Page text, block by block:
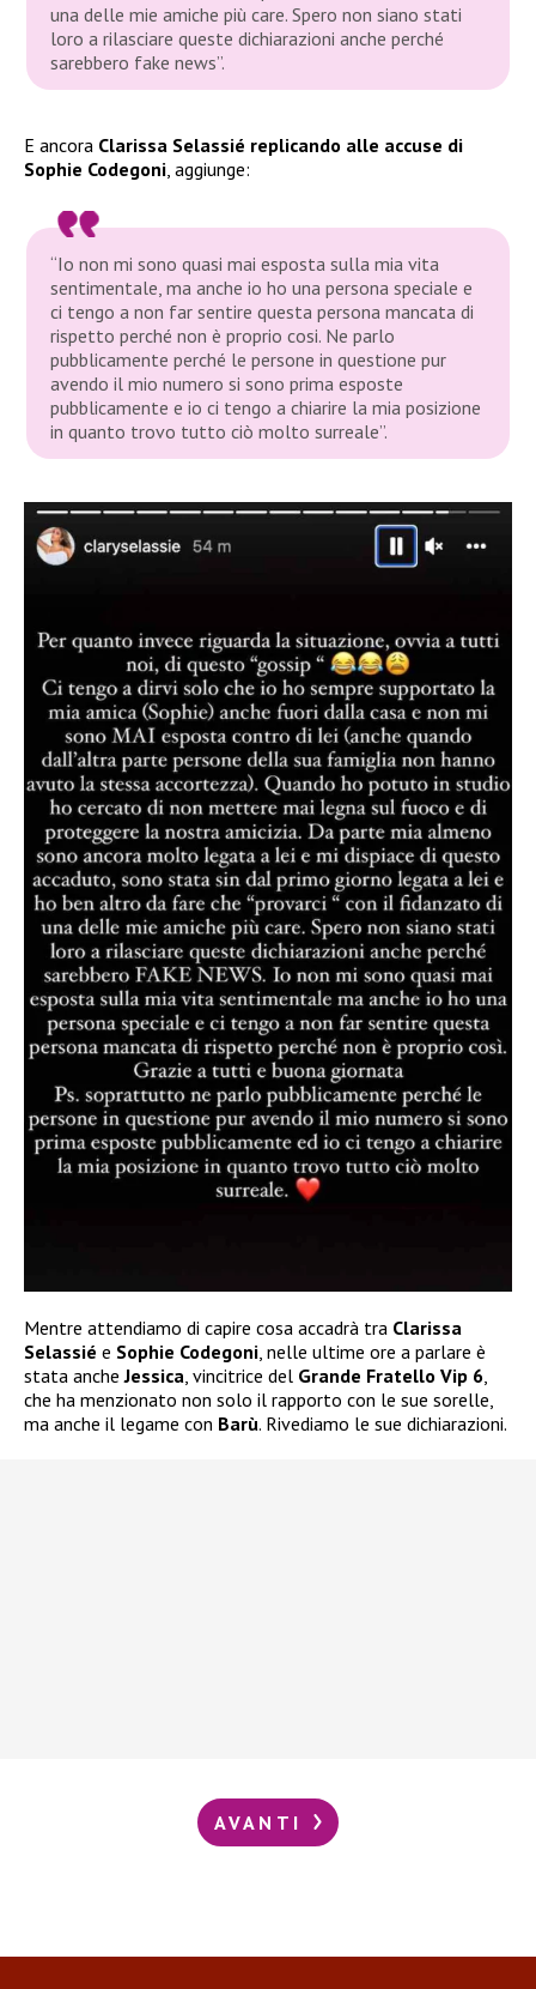
una delle mie amiche più care. Spero non siano stati
loro a rilasciare queste dichiarazioni anche perché
sarebbero fake news”.
E ancora Clarissa Selassié replicando alle accuse di
Sophie Codegoni , aggiunge:
“Io non mi sono quasi mai esposta sulla mia vita
sentimentale, ma anche io ho una persona speciale e
ci tengo a non far sentire questa persona mancata di
rispetto perché non è proprio cosi. Ne parlo
pubblicamente perché le persone in questione pur
avendo il mio numero si sono prima esposte
pubblicamente e io ci tengo a chiarire la mia posizione
in quanto trovo tutto ciò molto surreale”.
Mentre attendiamo di capire cosa accadrà tra Clarissa
Selassié e Sophie Codegoni, nelle ultime ore a parlare è
stata ancheJessica, vincitrice del Grande Fratello Vip 6,
che ha menzionato non solo il rapporto con le sue sorelle,
ma anche il legame con Barù. Rivediamo le sue dichiarazioni.
AVANTI